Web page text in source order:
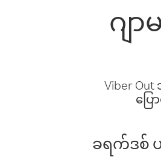
ဂျ
Viber
ပြ
ခရက်ဒစ်